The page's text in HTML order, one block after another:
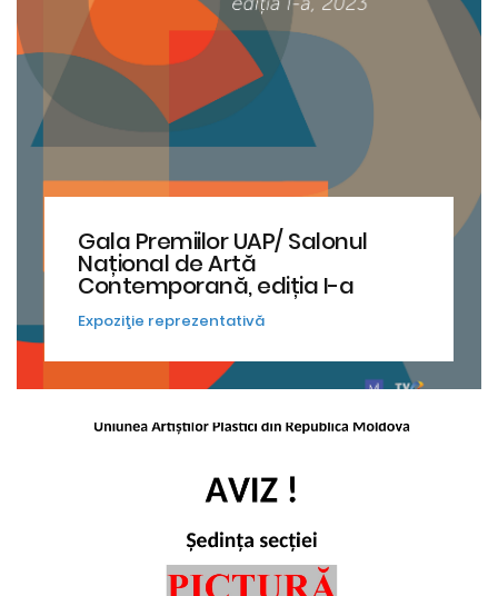
Gala Premiilor UAP/ Salonul
Național de Artă
Contemporană, ediția I-a
Expoziţie reprezentativă